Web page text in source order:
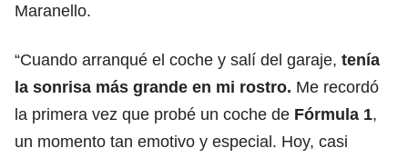
Maranello.
“Cuando arranqué el coche y salí del garaje, tenía
la sonrisa más grande en mi rostro. Me recordó
la primera vez que probé un coche de Fórmula 1,
un momento tan emotivo y especial. Hoy, casi